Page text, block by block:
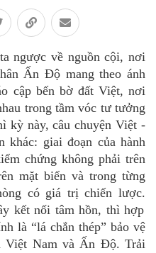
ngược về nguồn cội,nơi
Ấn Độ mang theo ánh
o cập bến bờ đất Việt, nơi
trong tầm vóc tư tưởng
kỳ này, câu chuyện Việt -
khác: giaiđoạn của hành
chứng không phải trên
mặt biển và trong từng
có giá trị chiến lược.
kết nối tâm hồn, thì hợp
là “lá chắn thép” bảo vệ
Việt Nam và Ấn Độ. Trải